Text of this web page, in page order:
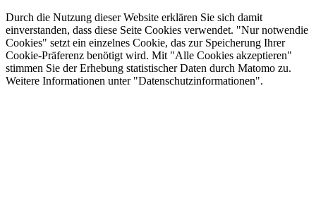
Durch die Nutzung dieser Website erklären Sie sich damit
einverstanden, dass diese Seite Cookies verwendet. "Nur notwendie
Cookies" setzt ein einzelnes Cookie, das zur Speicherung Ihrer
Cookie-Präferenz benötigt wird. Mit "Alle Cookies akzeptieren"
stimmen Sie der Erhebung statistischer Daten durch Matomo zu.
Weitere Informationen unter "Datenschutzinformationen".